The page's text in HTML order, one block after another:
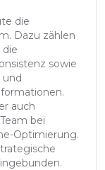
die
Dazu zählen
die
sowie
und
auch
bei
Optimierung.